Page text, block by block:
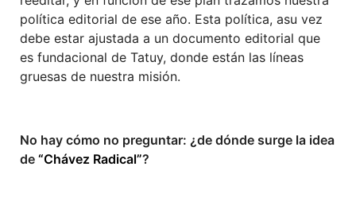
política editorial de ese año. Esta política, asu vez
debe estar ajustada a un documento editorial que
es fundacional de Tatuy, donde están las líneas
gruesas de nuestra misión.
No hay cómo no preguntar: ¿de dónde surge la idea
de “Chávez Radical”?